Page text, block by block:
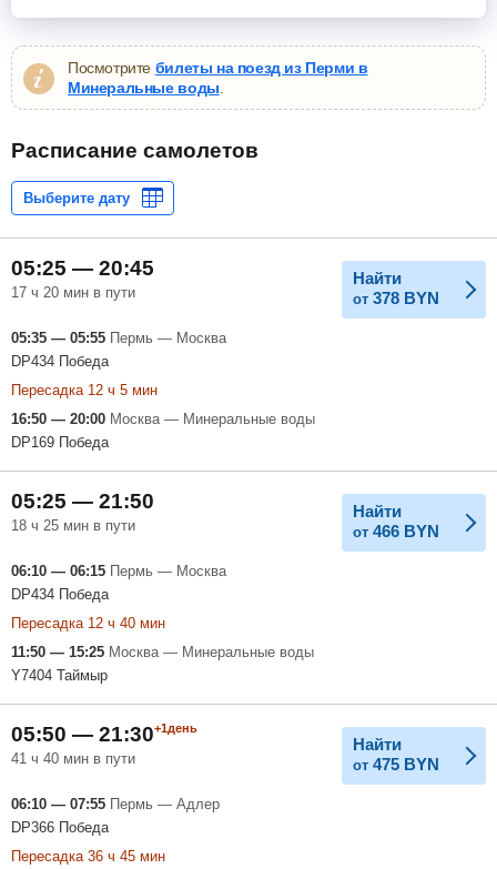
Посмотрите билеты на поезд из Перми в
Минеральные воды
Расписание самолетов
05:25 — 20:45
17 ч 20 мин в пути
Найти
от 378 BYN
05:35 — 05:55 Пермь — Москва
DP434 Победа
Пересадка 12 ч 5 мин
16:50 — 20:00 Москва — Минеральные воды
DP169 Победа
05:25 — 21:50
18 ч 25 мин в пути
Найти
от 466 BYN
06:10 — 06:15 Пермь — Москва
DP434 Победа
Пересадка 12 ч 40 мин
11:50 — 15:25 Москва — Минеральные воды
Y7404 Таймыр
05:50 — 21:30+1день
41 ч 40 мин в пути
Найти
от 475 BYN
06:10 — 07:55 Пермь — Адлер
DP366 Победа
Пересадка 36 ч 45 мин